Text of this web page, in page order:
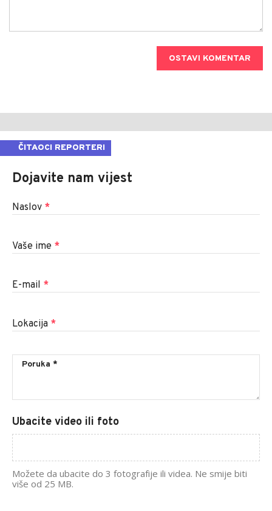
OSTAVI KOMENTAR
ČITAOCI REPORTERI
Dojavite nam vijest
Naslov *
Vaše ime *
E-mail *
Lokacija *
Ubacite video ili foto
Možete da ubacite do 3 fotografije ili videa. Ne smije biti
više od 25 MB.